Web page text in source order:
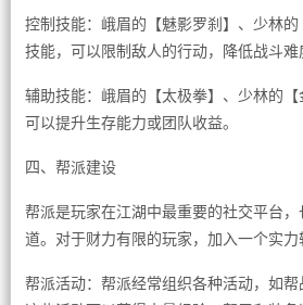
控制技能：峨眉的【魅影罗刹】、少林的
技能，可以限制敌人的行动，降低战斗难
辅助技能：峨眉的【太极拳】、少林的【
可以提升生存能力或团队收益。
四、帮派建设
帮派是玩家在江湖中最重要的社交平台
道。对于财力有限的玩家，加入一个实力
帮派活动：帮派经常组织各种活动，如